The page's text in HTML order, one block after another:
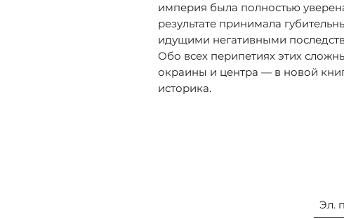
империя была полностью
результате принимала
идущими негативными
Обо всех перипетиях этих
окраины и центра — в новой
историка.